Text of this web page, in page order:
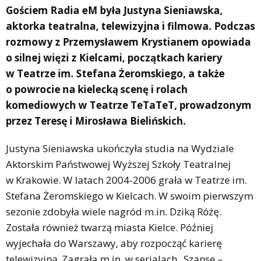
Gościem Radia eM była Justyna Sieniawska,
aktorka teatralna, telewizyjna i filmowa. Podczas
rozmowy z Przemysławem Krystianem opowiada
o silnej więzi z Kielcami, początkach kariery
w Teatrze im. Stefana Żeromskiego, a także
o powrocie na kielecką scenę i rolach
komediowych w Teatrze TeTaTeT, prowadzonym
przez Teresę i Mirosława Bielińskich.
Justyna Sieniawska ukończyła studia na Wydziale
Aktorskim Państwowej Wyższej Szkoły Teatralnej
w Krakowie. W latach 2004-2006 grała w Teatrze im.
Stefana Żeromskiego w Kielcach. W swoim pierwszym
sezonie zdobyła wiele nagród m.in. Dziką Różę.
Została również twarzą miasta Kielce. Później
wyjechała do Warszawy, aby rozpocząć karierę